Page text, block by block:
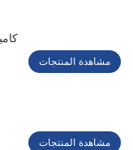
مشاهدة المنتجات
مشاهدة المنتجات